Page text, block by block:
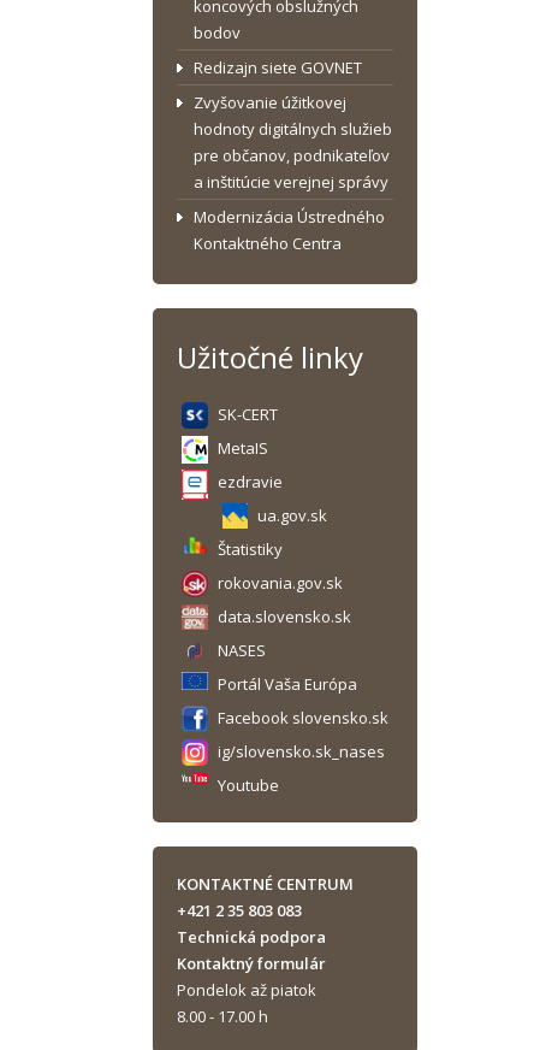
koncových obslužných
bodov
Redizajn siete GOVNET
Zvyšovanie úžitkovej
hodnoty digitálnych služieb
pre občanov, podnikateľov
a inštitúcie verejnej správy
Modernizácia Ústredného
Kontaktného Centra
Užitočné linky
SK-CERT
MetaIS
ezdravie
ua.gov.sk
Štatistiky
rokovania.gov.sk
data.slovensko.sk
NASES
Portál Vaša Európa
Facebook slovensko.sk
ig/slovensko.sk_nases
Youtube
KONTAKTNÉ CENTRUM
+421 2 35 803 083
Technická podpora
Kontaktný formulár
Pondelok až piatok
8.00 - 17.00 h